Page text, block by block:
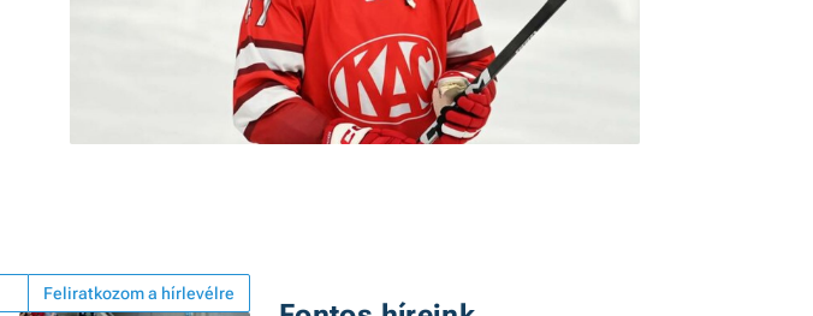
Feliratkozom a hírlevélre